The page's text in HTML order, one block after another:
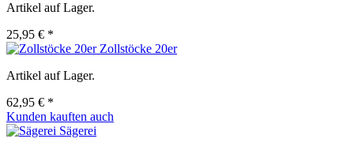
Artikel auf Lager.
25,95 € *
Zollstöcke 20er
Artikel auf Lager.
62,95 € *
Kunden kauften auch
Sägerei